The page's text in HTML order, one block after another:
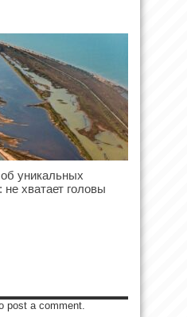
уникальных
хватает головы
post a comment.